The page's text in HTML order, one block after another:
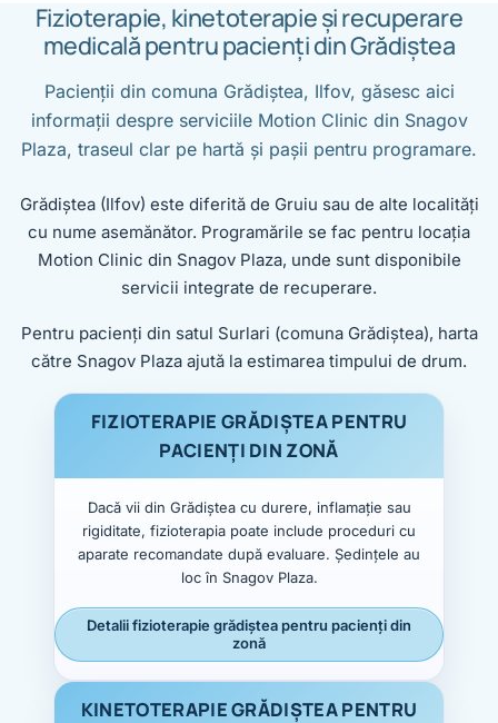
Fizioterapie, kinetoterapie și recuperare
medicală pentru pacienți din Grădiștea
Pacienții din comuna Grădiștea, Ilfov, găsesc aici
informații despre serviciile Motion Clinic din Snagov
Plaza, traseul clar pe hartă și pașii pentru programare.
Grădiștea (Ilfov) este diferită de Gruiu sau de alte localități
cu nume asemănător. Programările se fac pentru locația
Motion Clinic din Snagov Plaza, unde sunt disponibile
servicii integrate de recuperare.
Pentru pacienți din satul Surlari (comuna Grădiștea), harta
către Snagov Plaza ajută la estimarea timpului de drum.
FIZIOTERAPIE GRĂDIȘTEA PENTRU
PACIENȚI DIN ZONĂ
Dacă vii din Grădiștea cu durere, inflamație sau
rigiditate, fizioterapia poate include proceduri cu
aparate recomandate după evaluare. Ședințele au
loc în Snagov Plaza.
Detalii fizioterapie grădiștea pentru pacienți din
zonă
KINETOTERAPIE GRĂDIȘTEA PENTRU